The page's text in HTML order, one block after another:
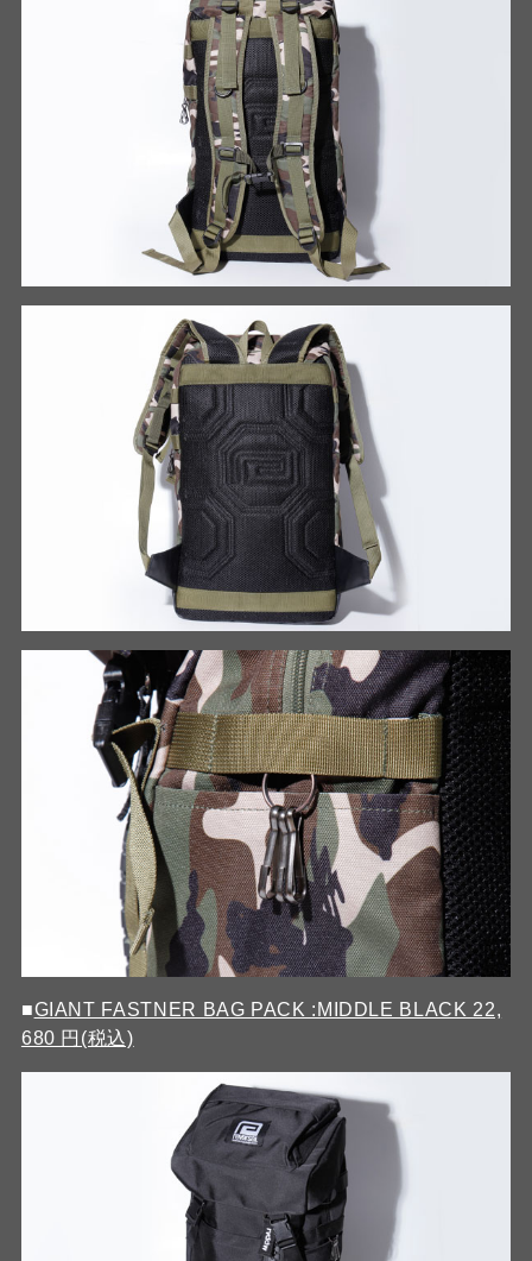
■GIANT FASTNER BAG PACK :MIDDLE BLACK 22,
680 円(税込)